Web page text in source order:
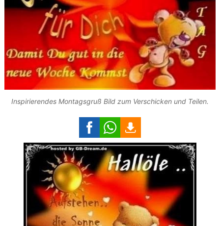
Inspirierendes Montagsgruß Bild zum Verschicken und Teilen.